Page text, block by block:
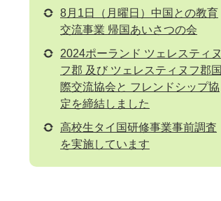
8月1日（月曜日）中国との教育
交流事業 帰国あいさつの会
2024ポーランド ツェレスティヌ
フ郡 及び ツェレスティヌフ郡国
際交流協会と フレンドシップ協
定を締結しました
高校生タイ国研修事業事前調査
を実施しています